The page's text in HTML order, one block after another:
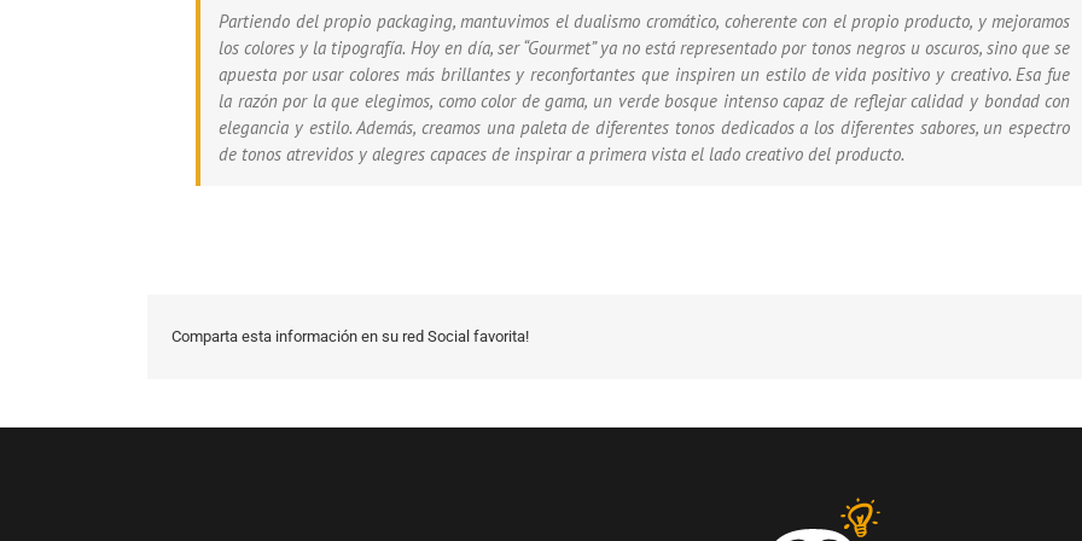
Partiendo del propio packaging, mantuvimos el dualismo cromático, coherente con el propio producto, y mejoramos
los colores y la tipografía. Hoy en día, ser “Gourmet” ya no está representado por tonos negros u oscuros, sino que se
apuesta por usar colores más brillantes y reconfortantes que inspiren un estilo de vida positivo y creativo. Esa fue
la razón por la que elegimos, como color de gama, un verde bosque intenso capaz de reflejar calidad y bondad con
elegancia y estilo. Además, creamos una paleta de diferentes tonos dedicados a los diferentes sabores, un espectro
de tonos atrevidos y alegres capaces de inspirar a primera vista el lado creativo del producto.
Comparta esta información en su red Social favorita!